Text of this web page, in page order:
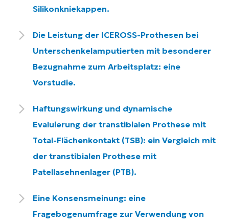
Silikonkniekappen.
Die Leistung der ICEROSS-Prothesen bei
Unterschenkelamputierten mit besonderer
Bezugnahme zum Arbeitsplatz: eine
Vorstudie.
Haftungswirkung und dynamische
Evaluierung der transtibialen Prothese mit
Total-Flächenkontakt (TSB): ein Vergleich mit
der transtibialen Prothese mit
Patellasehnenlager (PTB).
Eine Konsensmeinung: eine
Fragebogenumfrage zur Verwendung von